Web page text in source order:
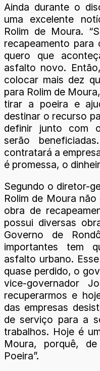
Ainda durante o
uma excelente
Rolim de Moura.
recapeamento
quero que
asfalto novo.
colocar mais dez
para Rolim de
tirar a poeira e
destinar o recurso
definir junto com
serão
contratará a
é promessa, o
Segundo o diretor-
Rolim de Moura
obra de
possui diversas
Governo de
importantes tem
asfalto urbano.
quase perdido, o
vice-governador
recuperarmos e
das empresas
de serviço para a
trabalhos. Hoje é
Moura, porquê,
Poeira”.